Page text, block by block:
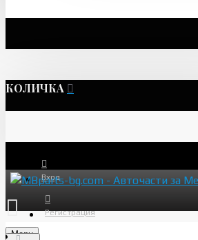
КОЛИЧКА
Вход
Регистрация
Menu